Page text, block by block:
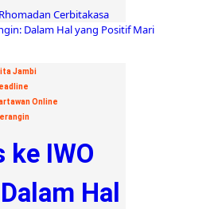
Cerbitakasa
Jambi
Online
ke IWO
Hal